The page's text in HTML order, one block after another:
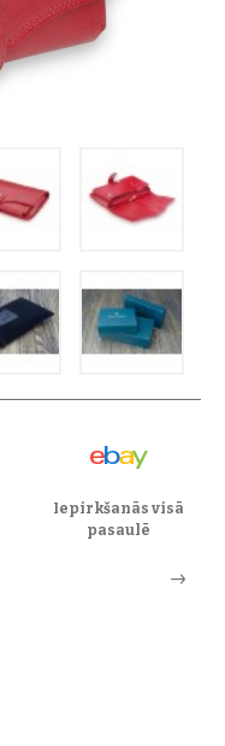
Iepirkšanās visā
pasaulē